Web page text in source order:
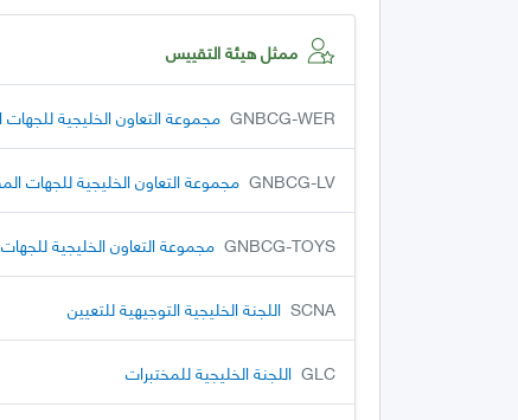
ممثل هيئة التقييس
GNBCG-WER مجموعة التعاون الخليجية للجهات
GNBCG-LV مجموعة التعاون الخليجية للجهات
GNBCG-TOYS مجموعة التعاون الخليجية
SCNA اللجنة الخليجية التوجيهية للتعيين
GLC اللجنة الخليجية للمختبرات